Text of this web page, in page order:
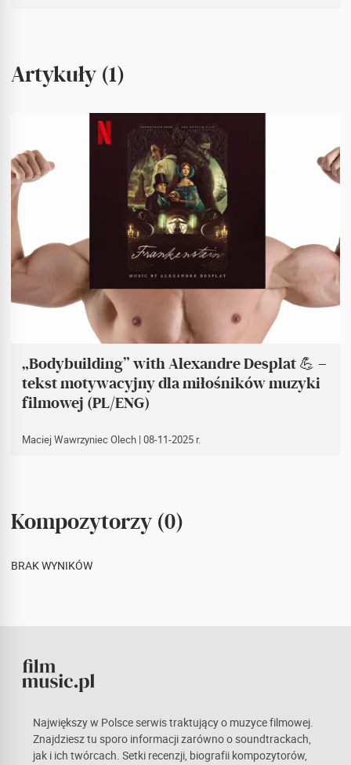
Artykuły (1)
„Bodybuilding” with Alexandre Desplat 💪 –
tekst motywacyjny dla miłośników muzyki
filmowej (PL/ENG)
Maciej Wawrzyniec Olech | 08-11-2025 r.
Kompozytorzy (0)
BRAK WYNIKÓW
Największy w Polsce serwis traktujący o muzyce filmowej.
Znajdziesz tu sporo informacji zarówno o soundtrackach,
jak i ich twórcach. Setki recenzji, biografii kompozytorów,